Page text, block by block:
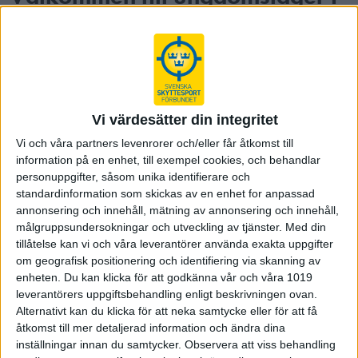
Vi värdesätter din integritet
Vi och våra partners levenrorer och/eller får åtkomst till
information på en enhet, till exempel cookies, och behandlar
personuppgifter, såsom unika identifierare och
standardinformation som skickas av en enhet for anpassad
annonsering och innehåll, mätning av annonsering och innehåll,
målgruppsundersokningar och utveckling av tjänster. Med din
tillåtelse kan vi och våra leverantörer använda exakta uppgifter
om geografisk positionering och identifiering via skanning av
enheten. Du kan klicka för att godkänna vår och våra 1019
leverantörers uppgiftsbehandling enligt beskrivningen ovan.
Alternativt kan du klicka för att neka samtycke eller för att få
åtkomst till mer detaljerad information och ändra dina
inställningar innan du samtycker. Observera att viss behandling
Skyttesugna ungdomar födda 2010 eller senare
bjuds in till ett inspirerande träningsläger 19–21
september i toppmoderna Sävsjö Skyttecenter.
Anmälan senast 27 augusti!
Inbjudan till ungdomsläger luftskytte
Mitt i Småland, i norra Europas största och modernaste
inomhusanläggning för skytte, arrangeras ett utvecklande och
inspirerande ungdomsläger på 10 meter stående gevär och
pistol.
Träningslägret riktar sig till ungdomar födda 2010 eller senare
(även äldre ungdomar välkomna, men i mån av plats) och
hålls på Riksidrottsgymnasiet i Sävsjö den 19–21 september
2025. Under helgen erbjuds kvalitativ träning, gemenskap
och roliga aktiviteter – med boende på Boda Borg och
träning i Sävsjö Skyttecenter.